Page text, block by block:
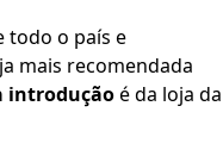
todo o país e
mais recomendada
introduçãoé da loja da